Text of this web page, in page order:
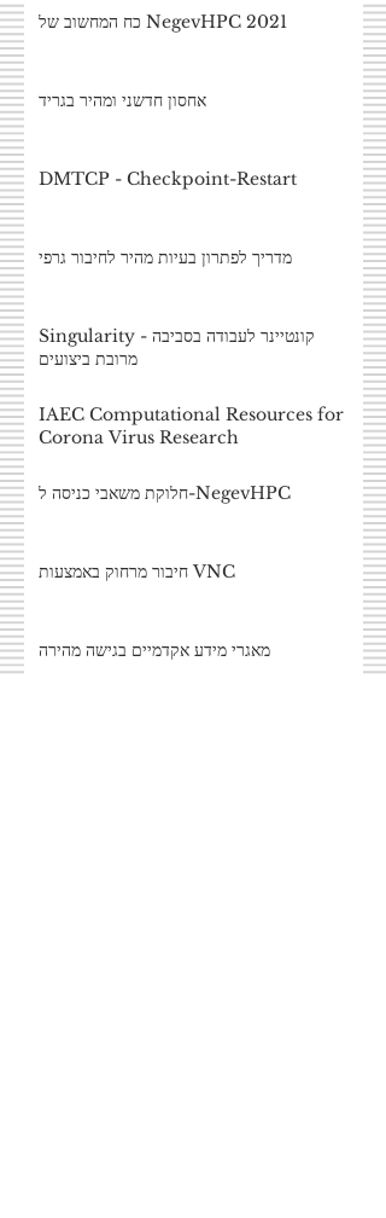
כח המחשוב של NegevHPC 2021
אחסון חדשני ומהיר בגריד
DMTCP - Checkpoint-Restart
מדריך לפתרון בעיות מהיר לחיבור גרפי
Singularity - קונטיינר לעבודה בסביבה
מרובת ביצועים
IAEC Computational Resources for
Corona Virus Research
חלוקת משאבי כניסה ל-NegevHPC
חיבור מרחוק באמצעות VNC
מאגרי מידע אקדמיים בגישה מהירה